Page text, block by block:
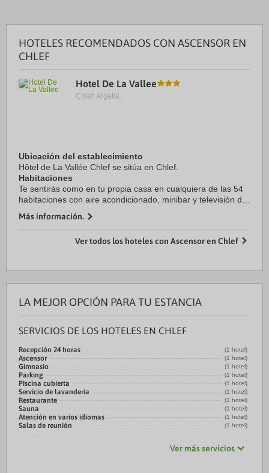
HOTELES RECOMENDADOS CON ASCENSOR EN
CHLEF
Hotel De La Vallee
Chlef, Argelia.
Ubicación del establecimiento
Hôtel de La Vallée Chlef se sitúa en Chlef.
Habitaciones
Te sentirás como en tu propia casa en cualquiera de las 54
habitaciones con aire acondicionado, minibar y televisión de
Más información.
Ver todos los hoteles con Ascensor en Chlef
LA MEJOR OPCIÓN PARA TU ESTANCIA
SERVICIOS DE LOS HOTELES EN CHLEF
Recepción 24 horas (1 hotel)
Ascensor (1 hotel)
Gimnasio (1 hotel)
Parking (1 hotel)
Piscina cubierta (1 hotel)
Servicio de lavandería (1 hotel)
Restaurante (1 hotel)
Sauna (1 hotel)
Atención en varios idiomas (1 hotel)
Salas de reunión (1 hotel)
Ver más servicios